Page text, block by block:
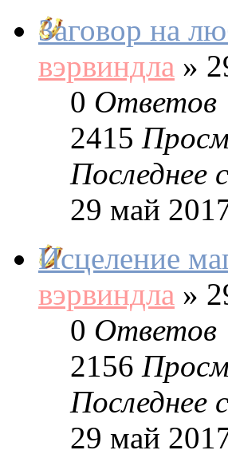
Заговор на
вэрвиндла »
0 Ответов
2415
Последнее
29 май
Исцеление
вэрвиндла »
0 Ответов
2156
Последнее
29 май